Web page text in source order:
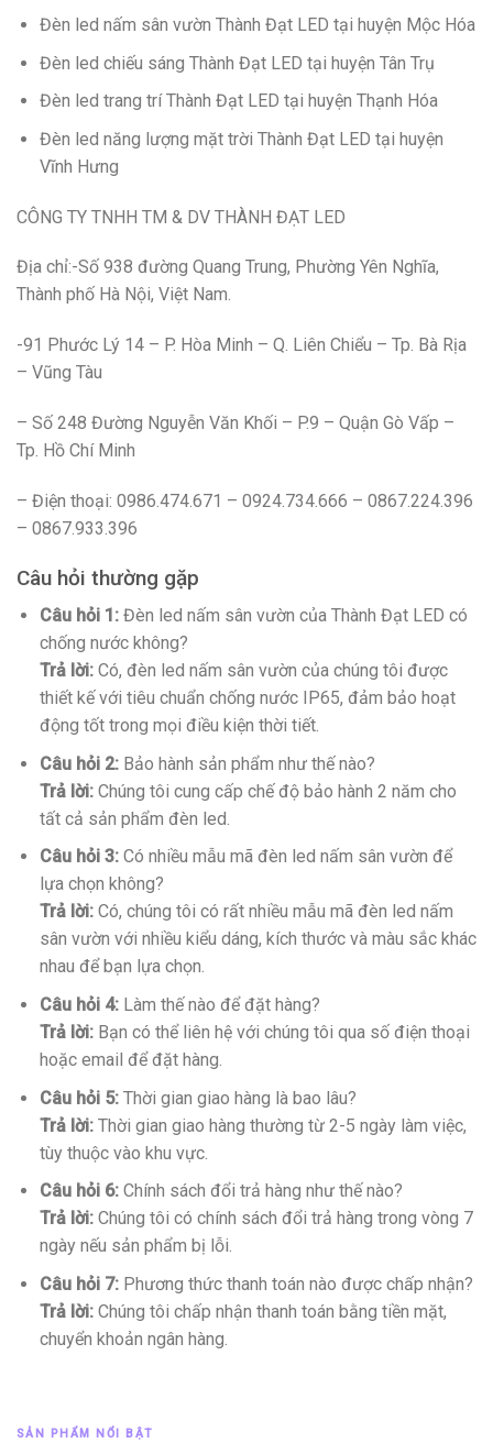
Đèn led nấm sân vườn Thành Đạt LED tại huyện Mộc Hóa
Đèn led chiếu sáng Thành Đạt LED tại huyện Tân Trụ
Đèn led trang trí Thành Đạt LED tại huyện Thạnh Hóa
Đèn led năng lượng mặt trời Thành Đạt LED tại huyện
Vĩnh Hưng
CÔNG TY TNHH TM & DV THÀNH ĐẠT LED
Địa chỉ:-Số 938 đường Quang Trung, Phường Yên Nghĩa,
Thành phố Hà Nội, Việt Nam.
-91 Phước Lý 14 – P. Hòa Minh – Q. Liên Chiểu – Tp. Bà Rịa
– Vũng Tàu
– Số 248 Đường Nguyễn Văn Khối – P.9 – Quận Gò Vấp –
Tp. Hồ Chí Minh
– Điện thoại: 0986.474.671 – 0924.734.666 – 0867.224.396
– 0867.933.396
Câu hỏi thường gặp
Câu hỏi 1:Đèn led nấm sân vườn của Thành Đạt LED có
chống nước không?
Trả lời:Có, đèn led nấm sân vườn của chúng tôi được
thiết kế với tiêu chuẩn chống nước IP65, đảm bảo hoạt
động tốt trong mọi điều kiện thời tiết.
Câu hỏi 2:Bảo hành sản phẩm như thế nào?
Trả lời:Chúng tôi cung cấp chế độ bảo hành 2 năm cho
tất cả sản phẩm đèn led.
Câu hỏi 3:Có nhiều mẫu mã đèn led nấm sân vườn để
lựa chọn không?
Trả lời:Có, chúng tôi có rất nhiều mẫu mã đèn led nấm
sân vườn với nhiều kiểu dáng, kích thước và màu sắc khác
nhau để bạn lựa chọn.
Câu hỏi 4:Làm thế nào để đặt hàng?
Trả lời:Bạn có thể liên hệ với chúng tôi qua số điện thoại
hoặc email để đặt hàng.
Câu hỏi 5:Thời gian giao hàng là bao lâu?
Trả lời:Thời gian giao hàng thường từ 2-5 ngày làm việc,
tùy thuộc vào khu vực.
Câu hỏi 6:Chính sách đổi trả hàng như thế nào?
Trả lời:Chúng tôi có chính sách đổi trả hàng trong vòng 7
ngày nếu sản phẩm bị lỗi.
Câu hỏi 7:Phương thức thanh toán nào được chấp nhận?
Trả lời:Chúng tôi chấp nhận thanh toán bằng tiền mặt,
chuyển khoản ngân hàng.
SẢN PHẨM NỔI BẬT